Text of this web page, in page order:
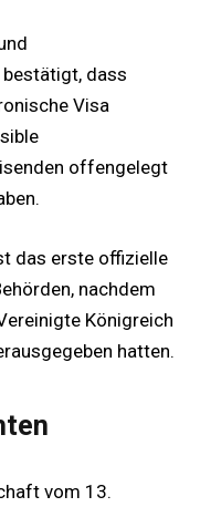
dass
Visa
offengelegt
das erste offizielle
nachdem
Königreich
hatten.
vom 13.